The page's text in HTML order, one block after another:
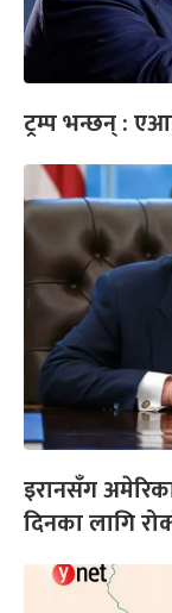
ट्रम्प भन्छन् :
इरानसँग
दिनका लागि